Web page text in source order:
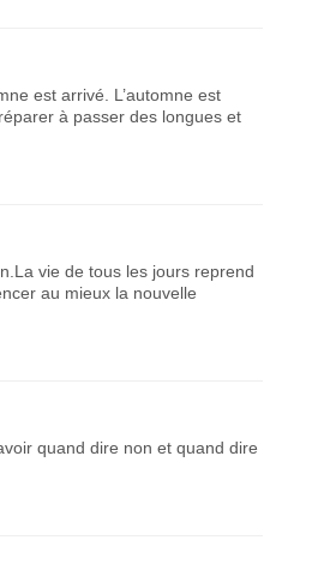
est arrivé. L’automne est
à passer des longues et
vie de tous les jours reprend
au mieux la nouvelle
quand dire non et quand dire